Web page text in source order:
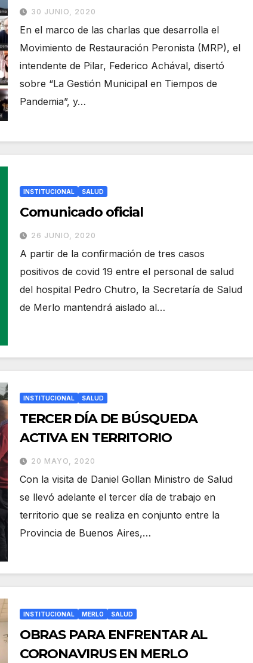
proyecto político”
30 JUNIO, 2020
En el marco de las charlas que desarrolla el
Movimiento de Restauración Peronista (MRP), el
intendente de Pilar, Federico Achával, disertó
sobre “La Gestión Municipal en Tiempos de
Pandemia”, y…
INSTITUCIONAL SALUD
Comunicado oficial
26 JUNIO, 2020
A partir de la confirmación de tres casos
positivos de covid 19 entre el personal de salud
del hospital Pedro Chutro, la Secretaría de Salud
de Merlo mantendrá aislado al…
INSTITUCIONAL SALUD
TERCER DÍA DE BÚSQUEDA
ACTIVA EN TERRITORIO
20 MAYO, 2020
Con la visita de Daniel Gollan Ministro de Salud
se llevó adelante el tercer día de trabajo en
territorio que se realiza en conjunto entre la
Provincia de Buenos Aires,…
INSTITUCIONAL MERLO SALUD
OBRAS PARA ENFRENTAR AL
CORONAVIRUS EN MERLO